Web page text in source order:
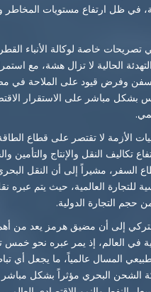
في ظل ارتفاع مستويات المخاطر
تصريحات خاصة لوكالة الأنباء
الحالية لا تزال هشة، مع
وفرض قيود على الملاحة في
بشكل مباشر على الاستقرار
الأزمة لا تقتصر على قطاع
تكاليف النقل والإنتاج والتأمين
السفر، مشيراً إلى أن النقل
للتجارة العالمية، حيث يتم عبره
إلى أن مضيق هرمز يعد من
في العالم، إذ يمر عبره نحو خمس
المسال عالمياً، ما يجعل أي
الشحن البحري مؤثراً بشكل